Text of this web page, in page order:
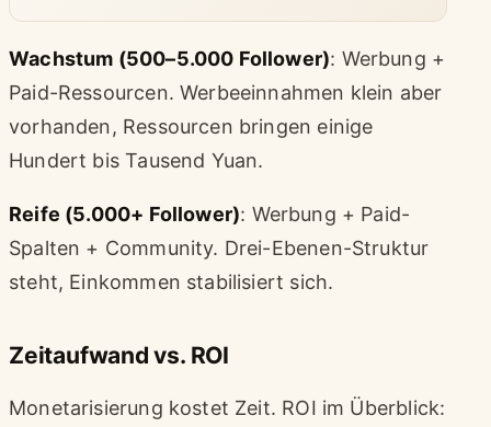
Wachstum (500–5.000 Follower): Werbung +
Paid-Ressourcen. Werbeeinnahmen klein aber
vorhanden, Ressourcen bringen einige
Hundert bis Tausend Yuan.
Reife (5.000+ Follower): Werbung + Paid-
Spalten + Community. Drei-Ebenen-Struktur
steht, Einkommen stabilisiert sich.
Zeitaufwand vs. ROI
Monetarisierung kostet Zeit. ROI im Überblick: